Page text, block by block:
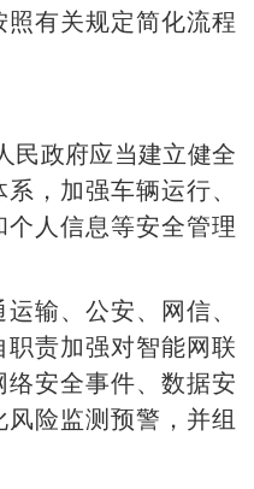
有关规定简化流程
民政府应当建立健全
，加强车辆运行、
人信息等安全管理
输、公安、网信、
责加强对智能网联
安全事件、数据安
险监测预警，并组